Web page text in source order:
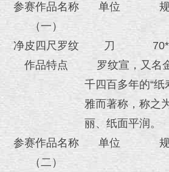
参赛作品名称
（一）
单位
净皮四尺罗纹 刀
作品特点
罗纹宣，又名
千四百多年的“
雅而著称，称之
丽、纸面平润。
参赛作品名称
（二）
单位